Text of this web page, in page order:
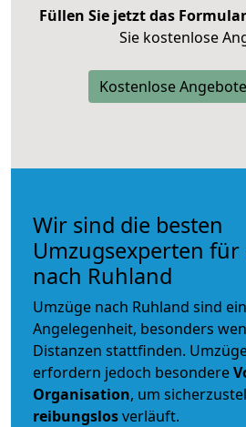
Füllen Sie jetzt das
Sie kostenlose
Kostenlose
Wir sind die besten
Umzugsexperten
nach Ruhland
Umzüge nach Ruhland sind
Angelegenheit, besonders
Distanzen stattfinden.
erfordern jedoch besondere
Organisation, um
reibungslosverläuft.